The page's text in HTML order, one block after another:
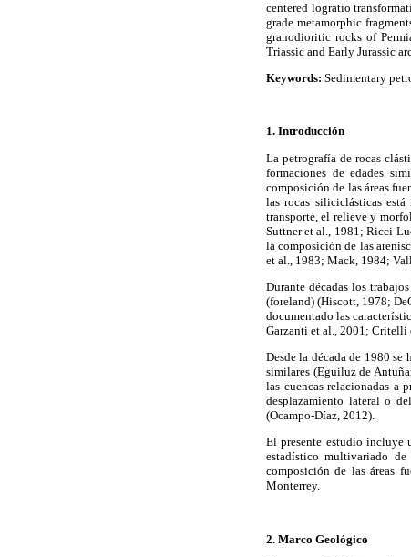
centered logratio
grade metamorphic
granodioritic rocks of
Triassic and Early Jurassic
Keywords: Sedimentary
1. Introducción
La petrografía de rocas
formaciones de edades
composición de las áreas
las rocas siliciclásticas
transporte, el relieve y
Suttner et al., 1981; Ricci-
la composición de las
et al., 1983; Mack, 1984;
Durante décadas los
(foreland) (Hiscott, 1978;
documentado las
Garzanti et al., 2001; Critelli
Desde la década de 1980
similares (Eguiluz de
las cuencas relacionadas a
desplazamiento lateral o
(Ocampo-Díaz, 2012).
El presente estudio incluye
estadístico multivariado de
composición de las áreas
Monterrey.
2. Marco Geológico